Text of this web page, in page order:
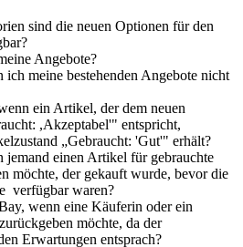
sind die neuen Optionen für den
Angebote?
ich meine bestehenden Angebote nicht
ein Artikel, der dem neuen
,Akzeptabel'" entspricht,
„Gebraucht: 'Gut'" erhält?
jemand einen Artikel für gebrauchte
möchte, der gekauft wurde, bevor die
verfügbar waren?
wenn eine Käuferin oder ein
möchte, da der
Erwartungen entsprach?